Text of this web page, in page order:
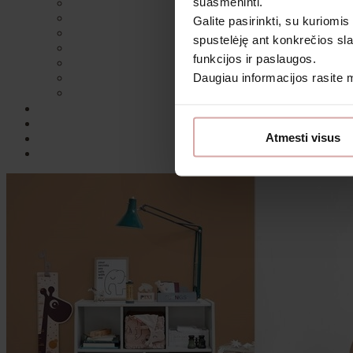
Galite pasirinkti, su
spustelėję ant konkrečios
funkcijos ir paslaugos.
Daugiau informacijos rasite
Atmesti visus
Daugiau